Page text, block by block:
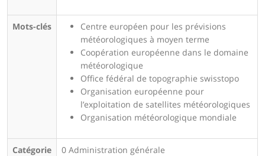
Mots-clés
Centre européen pour les prévisions
météorologiques à moyen terme
Coopération européenne dans le domaine
météorologique
Office fédéral de topographie swisstopo
Organisation européenne pour
l’exploitation de satellites météorologiques
Organisation météorologique mondiale
Catégorie 0 Administration générale